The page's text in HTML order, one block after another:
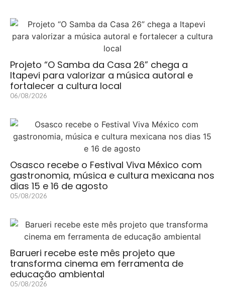
Projeto “O Samba da Casa 26” chega a
Itapevi para valorizar a música autoral e
fortalecer a cultura local
06/08/2026
Osasco recebe o Festival Viva México com
gastronomia, música e cultura mexicana nos
dias 15 e 16 de agosto
05/08/2026
Barueri recebe este mês projeto que
transforma cinema em ferramenta de
educação ambiental
05/08/2026